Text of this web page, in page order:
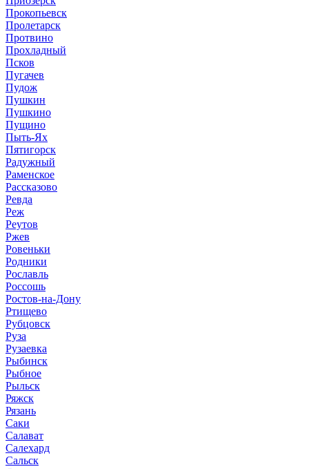
Прокопьевск
Пролетарск
Протвино
Прохладный
Псков
Пугачев
Пудож
Пушкин
Пушкино
Пущино
Пыть-Ях
Пятигорск
Радужный
Раменское
Рассказово
Ревда
Реж
Реутов
Ржев
Ровеньки
Родники
Рославль
Россошь
Ростов-на-Дону
Ртищево
Рубцовск
Руза
Рузаевка
Рыбинск
Рыбное
Рыльск
Ряжск
Рязань
Саки
Салават
Салехард
Сальск